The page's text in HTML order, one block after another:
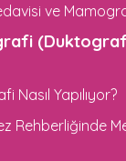
ve
Nasıl Yapılıyor?
Rehberliğinde